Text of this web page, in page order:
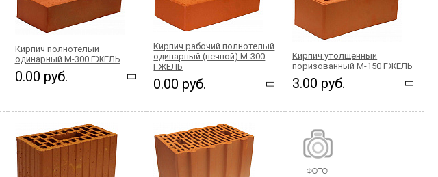
Кирпич полнотелый
одинарный М-300 ГЖЕЛЬ
0.00 руб.
Кирпич рабочий полнотелый
одинарный (печной) М-300
ГЖЕЛЬ
0.00 руб.
Кирпич утолщенный
поризованный М-150 ГЖЕЛЬ
3.00 руб.